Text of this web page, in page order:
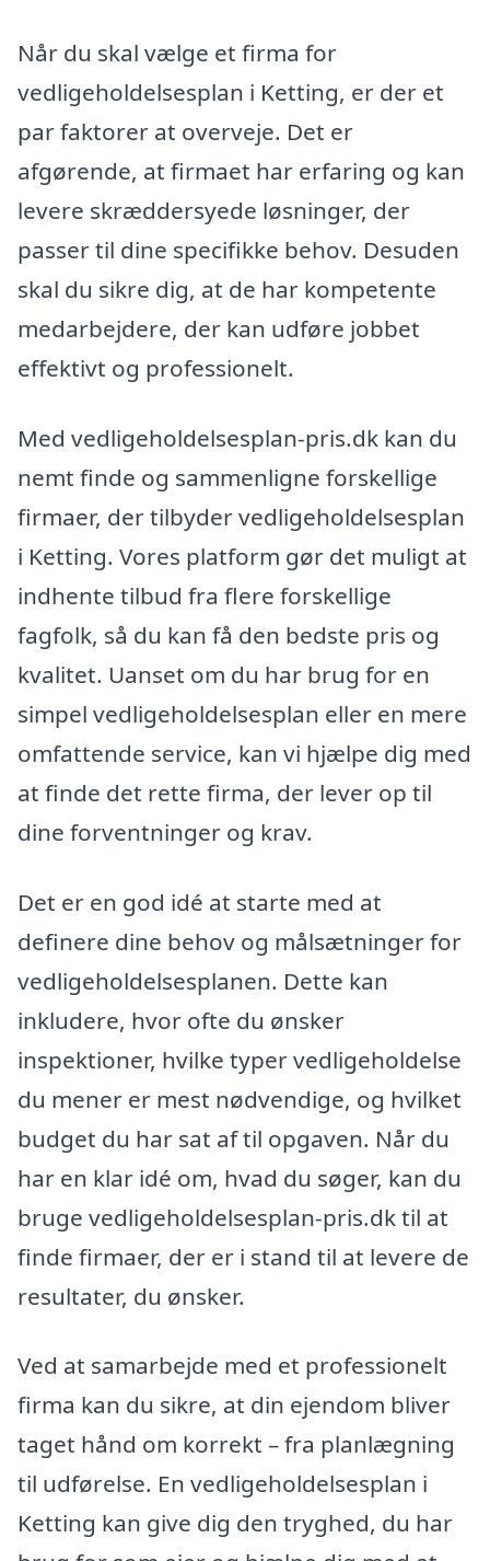
Når du skal vælge et firma for
vedligeholdelsesplan i Ketting, er der et
par faktorer at overveje. Det er
afgørende, at firmaet har erfaring og kan
levere skræddersyede løsninger, der
passer til dine specifikke behov. Desuden
skal du sikre dig, at de har kompetente
medarbejdere, der kan udføre jobbet
effektivt og professionelt.
Med vedligeholdelsesplan-pris.dk kan du
nemt finde og sammenligne forskellige
firmaer, der tilbyder vedligeholdelsesplan
i Ketting. Vores platform gør det muligt at
indhente tilbud fra flere forskellige
fagfolk, så du kan få den bedste pris og
kvalitet. Uanset om du har brug for en
simpel vedligeholdelsesplan eller en mere
omfattende service, kan vi hjælpe dig med
at finde det rette firma, der lever op til
dine forventninger og krav.
Det er en god idé at starte med at
definere dine behov og målsætninger for
vedligeholdelsesplanen. Dette kan
inkludere, hvor ofte du ønsker
inspektioner, hvilke typer vedligeholdelse
du mener er mest nødvendige, og hvilket
budget du har sat af til opgaven. Når du
har en klar idé om, hvad du søger, kan du
bruge vedligeholdelsesplan-pris.dk til at
finde firmaer, der er i stand til at levere de
resultater, du ønsker.
Ved at samarbejde med et professionelt
firma kan du sikre, at din ejendom bliver
taget hånd om korrekt – fra planlægning
til udførelse. En vedligeholdelsesplan i
Ketting kan give dig den tryghed, du har